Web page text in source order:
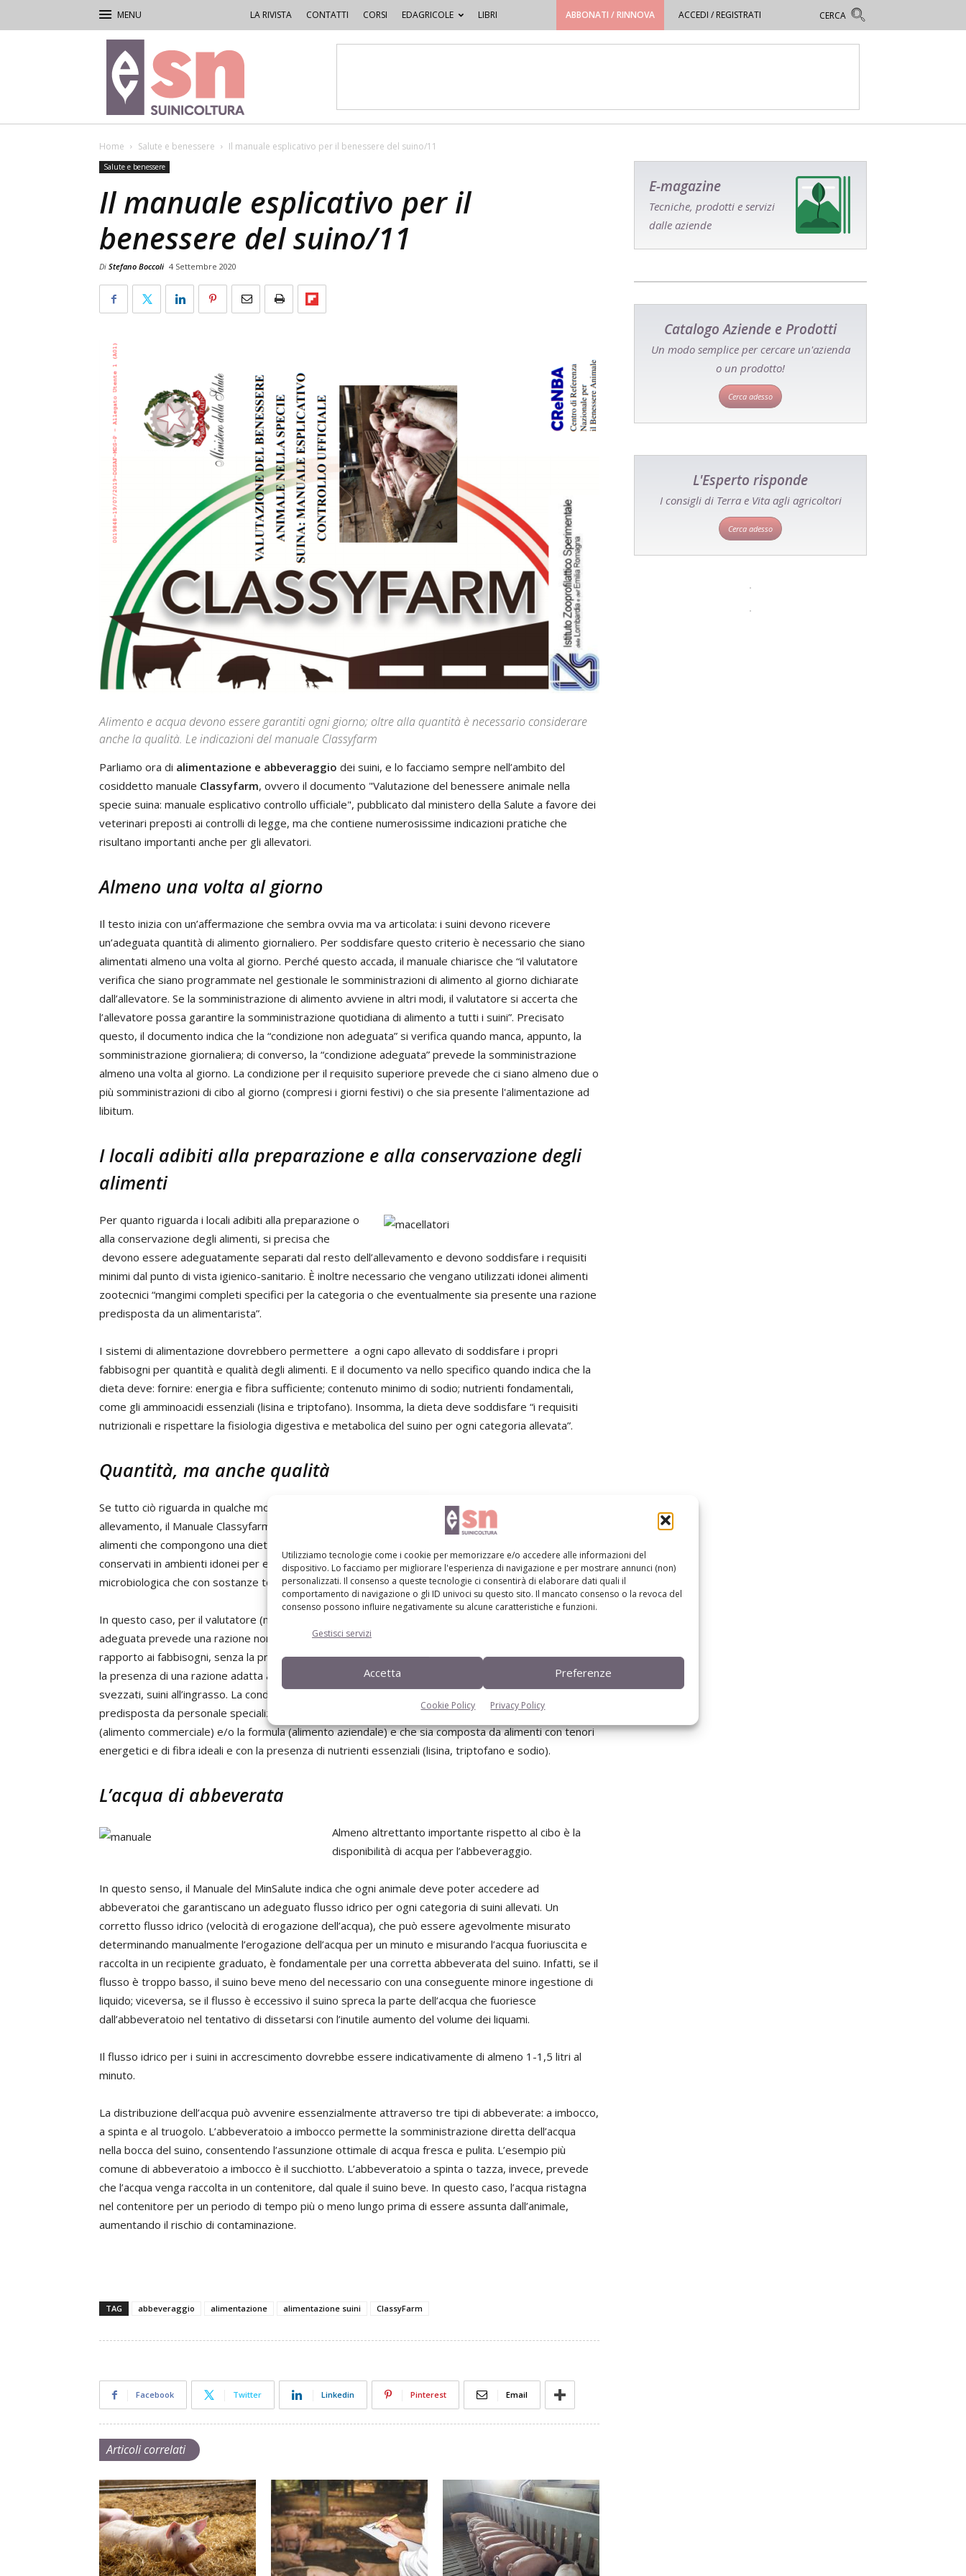
Utilizziamo tecnologie come i cookie per memorizzare e/o accedere alle informazioni del
dispositivo. Lo facciamo per migliorare l'esperienza di navigazione e per mostrare annunci (non)
personalizzati. Il consenso a queste tecnologie ci consentirà di elaborare dati quali il
comportamento di navigazione o gli ID univoci su questo sito. Il mancato consenso o la revoca del
consenso possono influire negativamente su alcune caratteristiche e funzioni.
Gestisci servizi
Accetta Preferenze
Cookie Policy Privacy Policy
LA RIVISTA CONTATTI CORSI EDAGRICOLE LIBRI ABBONATI / RINNOVA ACCEDI / REGISTRATI
Rivista
di
Suinicoltura
Home Salute e benessere Il manuale esplicativo per il benessere del suino/11
Salute e benessere
Il manuale esplicativo per il
benessere del suino/11
Di Stefano Boccoli 4 Settembre 2020
Alimento e acqua devono essere garantiti ogni giorno; oltre alla quantità è necessario considerare
anche la qualità. Le indicazioni del manuale Classyfarm
Parliamo ora di alimentazione e abbeveraggio dei suini, e lo facciamo sempre nell’ambito del
cosiddetto manuale Classyfarm, ovvero il documento "Valutazione del benessere animale nella
specie suina: manuale esplicativo controllo ufficiale", pubblicato dal ministero della Salute a favore dei
veterinari preposti ai controlli di legge, ma che contiene numerosissime indicazioni pratiche che
risultano importanti anche per gli allevatori.
Almeno una volta al giorno
Il testo inizia con un’affermazione che sembra ovvia ma va articolata: i suini devono ricevere
un’adeguata quantità di alimento giornaliero. Per soddisfare questo criterio è necessario che siano
alimentati almeno una volta al giorno. Perché questo accada, il manuale chiarisce che “il valutatore
verifica che siano programmate nel gestionale le somministrazioni di alimento al giorno dichiarate
dall’allevatore. Se la somministrazione di alimento avviene in altri modi, il valutatore si accerta che
l’allevatore possa garantire la somministrazione quotidiana di alimento a tutti i suini”. Precisato
questo, il documento indica che la “condizione non adeguata” si verifica quando manca, appunto, la
somministrazione giornaliera; di converso, la “condizione adeguata” prevede la somministrazione
almeno una volta al giorno. La condizione per il requisito superiore prevede che ci siano almeno due o
più somministrazioni di cibo al giorno (compresi i giorni festivi) o che sia presente l'alimentazione ad
libitum.
I locali adibiti alla preparazione e alla conservazione degli
alimenti
Per quanto riguarda i locali adibiti alla preparazione o
alla conservazione degli alimenti, si precisa che
devono essere adeguatamente separati dal resto dell’allevamento e devono soddisfare i requisiti
minimi dal punto di vista igienico-sanitario. È inoltre necessario che vengano utilizzati idonei alimenti
zootecnici “mangimi completi specifici per la categoria o che eventualmente sia presente una razione
predisposta da un alimentarista”.
I sistemi di alimentazione dovrebbero permettere a ogni capo allevato di soddisfare i propri
fabbisogni per quantità e qualità degli alimenti. E il documento va nello specifico quando indica che la
dieta deve: fornire: energia e fibra sufficiente; contenuto minimo di sodio; nutrienti fondamentali,
come gli amminoacidi essenziali (lisina e triptofano). Insomma, la dieta deve soddisfare “i requisiti
nutrizionali e rispettare la fisiologia digestiva e metabolica del suino per ogni categoria allevata”.
Quantità, ma anche qualità
Se tutto ciò riguarda in qualche modo il lato quantitativo della corretta alimentazione dei capi suini in
allevamento, il Manuale Classyfarm considera anche l’aspetto qualitativo. Da questo punto di vista, gli
alimenti che compongono una dieta corretta devono essere di origine conosciuta (tracciabilità) e
conservati in ambienti idonei per evitare alterazioni macroscopicamente visibili e contaminazione sia
microbiologica che con sostanze tossico-nocive.
In questo caso, per il valutatore (ma anche per l’allevatore) si sottolinea che la condizione non
adeguata prevede una razione non adatta agli animali, come a esempio una razione empirica non in
rapporto ai fabbisogni, senza la presenza di un cartellino specifico. La condizione adeguata prevede
la presenza di una razione adatta agli animali, cioè una razione specifica per ogni gruppo - suinetti
svezzati, suini all’ingrasso. La condizione per il requisito superiore prevede che la razione sia stata
predisposta da personale specializzato (alimentarista), che sia disponibile in azienda il cartellino
(alimento commerciale) e/o la formula (alimento aziendale) e che sia composta da alimenti con tenori
energetici e di fibra ideali e con la presenza di nutrienti essenziali (lisina, triptofano e sodio).
L’acqua di abbeverata
Almeno altrettanto importante rispetto al cibo è la
disponibilità di acqua per l’abbeveraggio.
In questo senso, il Manuale del MinSalute indica che ogni animale deve poter accedere ad
abbeveratoi che garantiscano un adeguato flusso idrico per ogni categoria di suini allevati. Un
corretto flusso idrico (velocità di erogazione dell’acqua), che può essere agevolmente misurato
determinando manualmente l’erogazione dell’acqua per un minuto e misurando l’acqua fuoriuscita e
raccolta in un recipiente graduato, è fondamentale per una corretta abbeverata del suino. Infatti, se il
flusso è troppo basso, il suino beve meno del necessario con una conseguente minore ingestione di
liquido; viceversa, se il flusso è eccessivo il suino spreca la parte dell’acqua che fuoriesce
dall’abbeveratoio nel tentativo di dissetarsi con l’inutile aumento del volume dei liquami.
Il flusso idrico per i suini in accrescimento dovrebbe essere indicativamente di almeno 1-1,5 litri al
minuto.
La distribuzione dell’acqua può avvenire essenzialmente attraverso tre tipi di abbeverate: a imbocco,
a spinta e al truogolo. L’abbeveratoio a imbocco permette la somministrazione diretta dell’acqua
nella bocca del suino, consentendo l’assunzione ottimale di acqua fresca e pulita. L’esempio più
comune di abbeveratoio a imbocco è il succhiotto. L’abbeveratoio a spinta o tazza, invece, prevede
che l’acqua venga raccolta in un contenitore, dal quale il suino beve. In questo caso, l’acqua ristagna
nel contenitore per un periodo di tempo più o meno lungo prima di essere assunta dall’animale,
aumentando il rischio di contaminazione.
TAG abbeveraggio alimentazione alimentazione suini ClassyFarm
Facebook Twitter Linkedin Pinterest Email
Articoli correlati
E-magazine
Tecniche, prodotti e servizi
dalle aziende
Catalogo Aziende e Prodotti
Un modo semplice per cercare un'azienda
o un prodotto!
Cerca adesso
L'Esperto risponde
I consigli di Terra e Vita agli agricoltori
Cerca adesso